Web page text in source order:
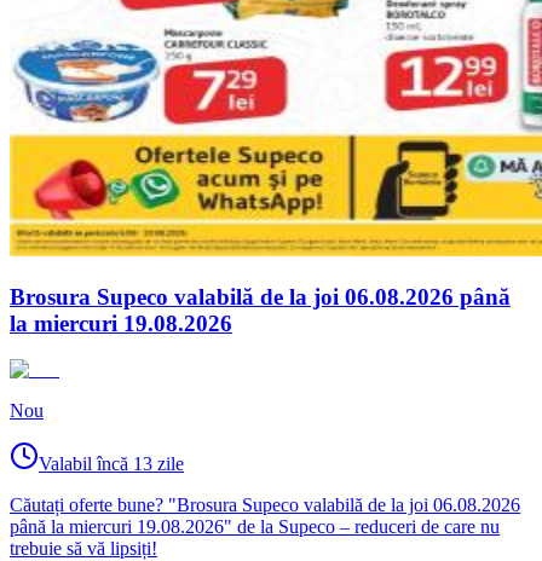
Brosura Supeco valabilă de la joi 06.08.2026 până
la miercuri 19.08.2026
Nou
Valabil încă 13 zile
Căutați oferte bune? "Brosura Supeco valabilă de la joi 06.08.2026
până la miercuri 19.08.2026" de la Supeco – reduceri de care nu
trebuie să vă lipsiți!